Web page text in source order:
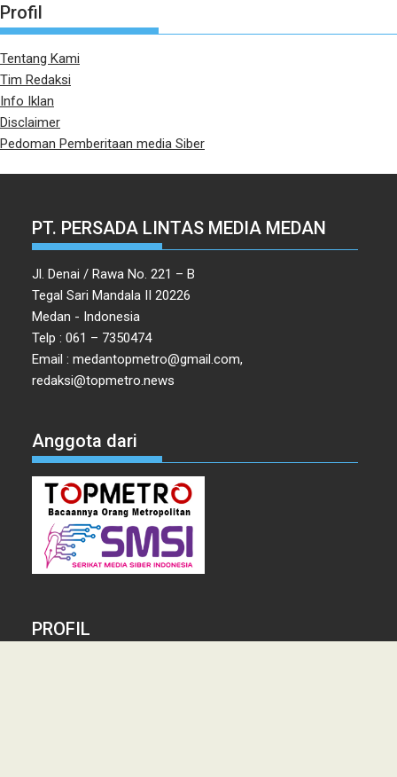
Profil
Tentang Kami
Tim Redaksi
Info Iklan
Disclaimer
Pedoman Pemberitaan media Siber
PT. PERSADA LINTAS MEDIA MEDAN
Jl. Denai / Rawa No. 221 – B
Tegal Sari Mandala II 20226
Medan - Indonesia
Telp : 061 – 7350474
Email : medantopmetro@gmail.com,
redaksi@topmetro.news
Anggota dari
PROFIL